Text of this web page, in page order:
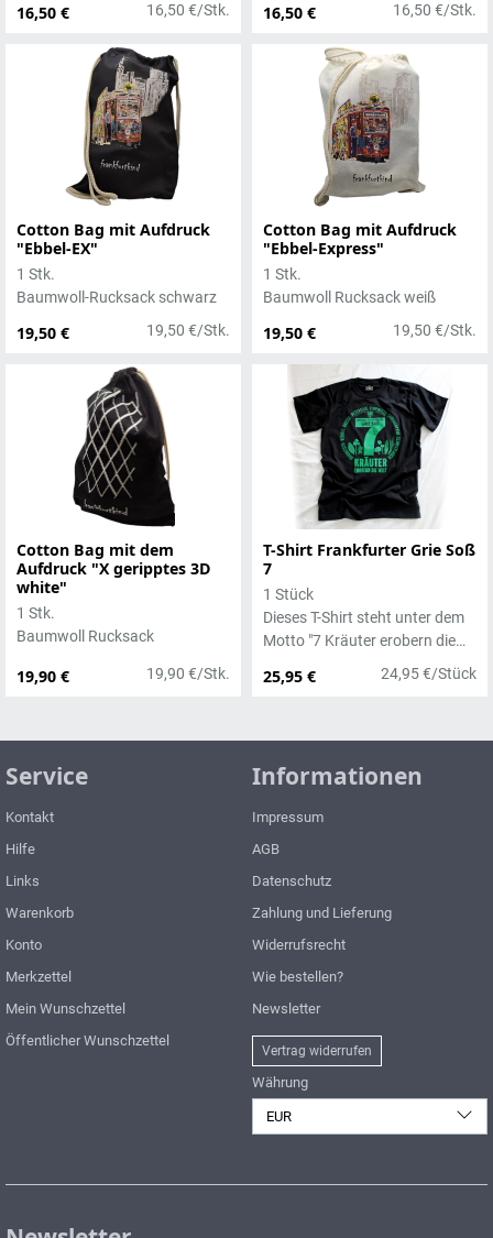
16,50 € 16,50 €/Stk. 16,50 € 16,50 €/Stk.
Cotton Bag mit Aufdruck
"Ebbel-EX"
19,50 € 19,50 €/Stk.
1 Stk.
Baumwoll-Rucksack schwarz
Cotton Bag mit Aufdruck
"Ebbel-Express"
19,50 € 19,50 €/Stk.
1 Stk.
Baumwoll Rucksack weiß
Cotton Bag mit dem
Aufdruck "X geripptes 3D
white"
19,90 € 19,90 €/Stk.
1 Stk.
Baumwoll Rucksack
T-Shirt Frankfurter Grie Soß
7
25,95 € 24,95 €/Stück
1 Stück
Dieses T-Shirt steht unter dem
Motto "7 Kräuter erobern die
Welt" - das Shirt zur Frankfurter
Grünen Soße!
Service
Kontakt
Hilfe
Links
Warenkorb
Konto
Merkzettel
Mein Wunschzettel
Öffentlicher Wunschzettel
Informationen
Impressum
AGB
Datenschutz
Zahlung und Lieferung
Widerrufsrecht
Wie bestellen?
Newsletter
Vertrag widerrufen
Währung
EUR